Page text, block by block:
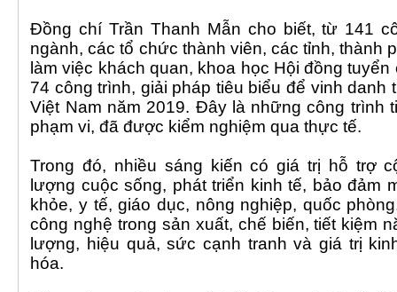
Đồng chí Trần Thanh Mẫn cho biết, từ 141
ngành, các tổ chức thành viên, các tỉnh, thành
làm việc khách quan, khoa học Hội đồng
74 công trình, giải pháp tiêu biểu để vinh danh
Việt Nam năm 2019. Đây là những công trình
phạm vi, đã được kiểm nghiệm qua thực tế.
Trong đó, nhiều sáng kiến có giá trị hỗ trợ
lượng cuộc sống, phát triển kinh tế, bảo đảm
khỏe, y tế, giáo dục, nông nghiệp, quốc
công nghệ trong sản xuất, chế biến, tiết kiệm
lượng, hiệu quả, sức cạnh tranh và giá trị
hóa.